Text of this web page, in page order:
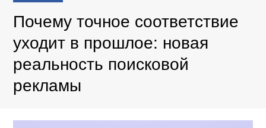
Почему точное соответствие
уходит в прошлое: новая
реальность поисковой
рекламы